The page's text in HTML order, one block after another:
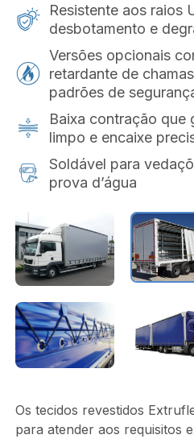
Resistente aos raios
desbotamento e
Versões opcionais
retardante de
padrões de
Baixa contração que
limpo e encaixe
Soldável para
prova d’água
Os tecidos revestidos
para atender aos requisitos